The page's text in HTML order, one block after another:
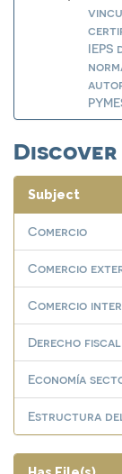
Discover
Subject
Comercio
Comercio
Comercio
Derecho fiscal
Economía
Estructura